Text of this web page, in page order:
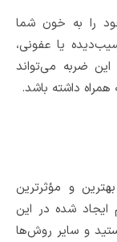
را به خون شما
یا عفونی،
ضربه می‌تواند
همراه داشته باشد.
و مؤثرترین
شده در این
و سایر روش‌ها